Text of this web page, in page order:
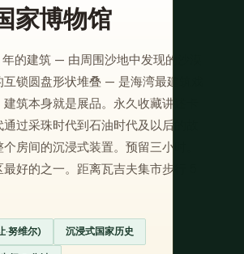
家博物馆
年的建筑 — 由周围沙地中发现的沙漠
锁圆盘形状堆叠 — 是海湾最建筑戏
筑本身就是展品。永久收藏讲述卡
过采珠时代到石油时代及以后的故
房间的沉浸式装置。预留三小时。
好的之一。距离瓦吉夫集市步行 5
·努维尔) 沉浸式国家历史